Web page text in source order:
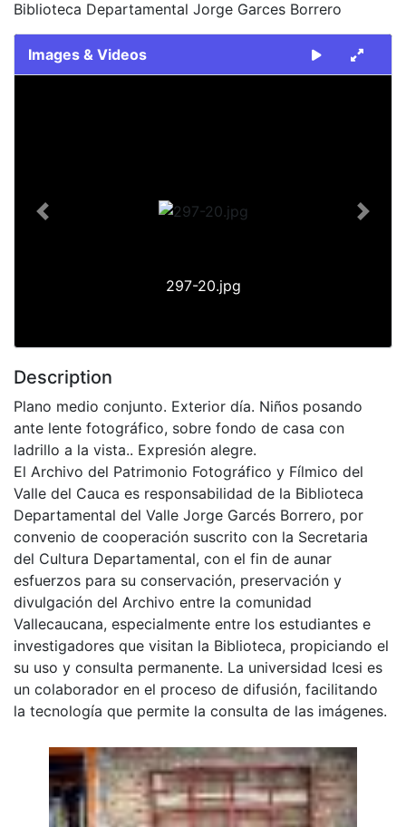
Biblioteca Departamental Jorge Garces Borrero
Images & Videos
297-20.jpg
Previous Next
Description
Plano medio conjunto. Exterior día. Niños posando
ante lente fotográfico, sobre fondo de casa con
ladrillo a la vista.. Expresión alegre.
El Archivo del Patrimonio Fotográfico y Fílmico del
Valle del Cauca es responsabilidad de la Biblioteca
Departamental del Valle Jorge Garcés Borrero, por
convenio de cooperación suscrito con la Secretaria
del Cultura Departamental, con el fin de aunar
esfuerzos para su conservación, preservación y
divulgación del Archivo entre la comunidad
Vallecaucana, especialmente entre los estudiantes e
investigadores que visitan la Biblioteca, propiciando el
su uso y consulta permanente. La universidad Icesi es
un colaborador en el proceso de difusión, facilitando
la tecnología que permite la consulta de las imágenes.